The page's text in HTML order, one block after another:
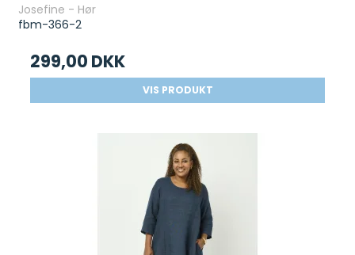
Josefine - Hør
fbm-366-2
299,00 DKK
VIS PRODUKT